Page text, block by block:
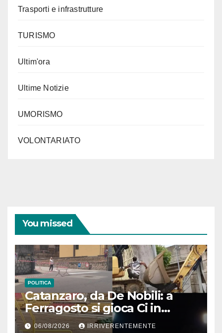
Trasporti e infrastrutture
TURISMO
Ultim'ora
Ultime Notizie
UMORISMO
VOLONTARIATO
You missed
POLITICA
Catanzaro, da De Nobili: a
Ferragosto si gioca Ci in
“cantiere” Ceravolo. Se pari
06/08/2026 IRRIVERENTEMENTE